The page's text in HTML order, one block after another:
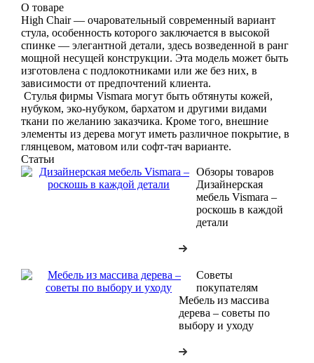
О товаре
High Chair — очаровательный современный вариант
стула, особенность которого заключается в высокой
спинке — элегантной детали, здесь возведенной в ранг
мощной несущей конструкции. Эта модель может быть
изготовлена с подлокотниками или же без них, в
зависимости от предпочтений клиента.
Стулья фирмы Vismara могут быть обтянуты кожей,
нубуком, эко-нубуком, бархатом и другими видами
ткани по желанию заказчика. Кроме того, внешние
элементы из дерева могут иметь различное покрытие, в
глянцевом, матовом или софт-тач варианте.
Статьи
Обзоры товаров
Дизайнерская
мебель Vismara –
роскошь в каждой
детали
Советы
покупателям
Мебель из массива
дерева – советы по
выбору и уходу